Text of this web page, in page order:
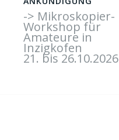
-> Mikroskopier-
Workshop für
Amateure in
Inzigkofen
21. bis 26.10.2026